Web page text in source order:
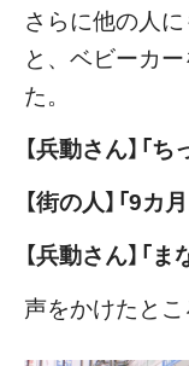
さらに他の人
と、ベビーカ
た。
【兵動さん】「
【街の人】「9カ
【兵動さん】「
声をかけたと